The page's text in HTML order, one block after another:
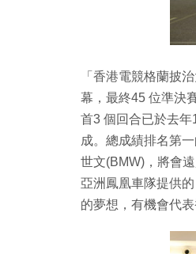
「香港電競格蘭披
幕，最終45 位準決
首3 個回合已於去
成。總成績排名第
世文(BMW)，將會
亞洲鳳凰車隊提供
的夢想，有機會代